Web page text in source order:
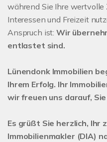
während Sie Ihre wertvolle
Interessen und Freizeit
Anspruch ist: Wir
entlastet sind.
Lünendonk Immobilien
Ihrem Erfolg. Ihr
wir freuen uns darauf,
Es grüßt Sie herzlich, Ihr
Immobilienmakler (DIA)